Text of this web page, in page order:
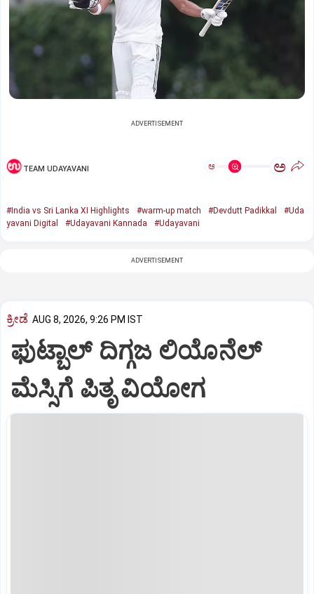
ADVERTISEMENT
TEAM UDAYAVANI ಅ ಅ
#India vs Sri Lanka XI Highlights #warm-up match #Devdutt Padikkal
#Uda
yavani Digital
#Udayavani Kannada #Udayavani
ADVERTISEMENT
ಕ್ರೀಡೆ AUG 8, 2026, 9:26 PM IST
ಫುಟ್ಬಾಲ್ ದಿಗ್ಗಜ ಲಿಯೊನೆಲ್‌
ಮೆಸ್ಸಿಗೆ ಪಿತೃ ವಿಯೋಗ